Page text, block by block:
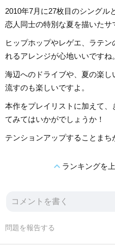
2010年7月に27枚目のシングル
恋人同士の特別な夏を描いたサ
ヒップホップやレゲエ、ラテ
れるアレンジが心地いいですね。
海辺へのドライブや、夏の楽
流すのも楽しいですよ。
本作をプレイリストに加えて
てみてはいかがでしょうか！
テンションアップすることまち
expand_lessランキングを
問題を報告する